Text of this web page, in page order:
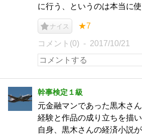
に行う、というのは本当に
ナイス ★7
コメント(0) 2017/10/21
幹事検定１級
元金融マンであった黒木さ
経験と作品の成り立ちを描
自身、黒木さんの経済小説